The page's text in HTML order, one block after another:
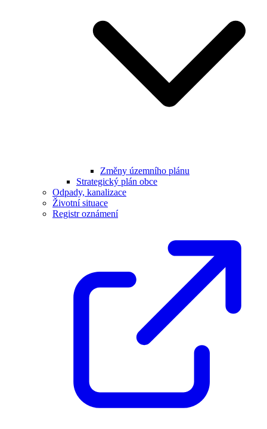
Změny územního plánu
Strategický plán obce
Odpady, kanalizace
Životní situace
Registr oznámení